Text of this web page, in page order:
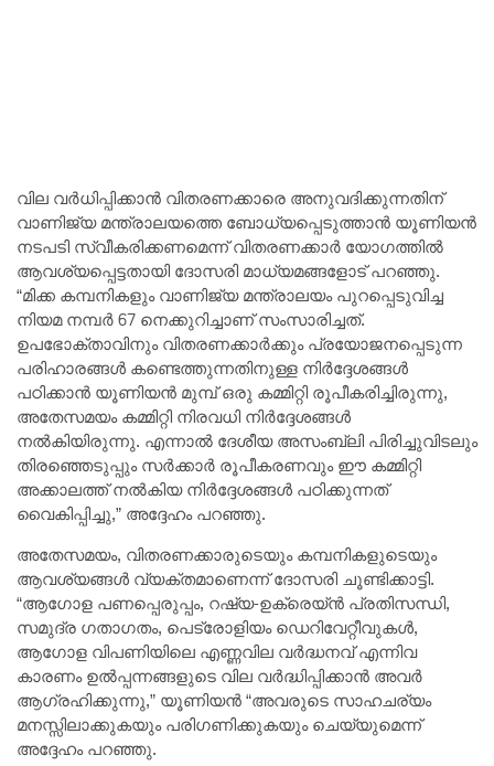
വില വർധിപ്പിക്കാൻ വിതരണക്കാരെ അനുവദിക്കുന്നതിന്
വാണിജ്യ മന്ത്രാലയത്തെ ബോധ്യപ്പെടുത്താൻ യൂണിയൻ
നടപടി സ്വീകരിക്കണമെന്ന് വിതരണക്കാർ യോഗത്തിൽ
ആവശ്യപ്പെട്ടതായി ദോസരി മാധ്യമങ്ങളോട് പറഞ്ഞു.
“മിക്ക കമ്പനികളും വാണിജ്യ മന്ത്രാലയം പുറപ്പെടുവിച്ച
നിയമ നമ്പർ 67 നെക്കുറിച്ചാണ് സംസാരിച്ചത്.
ഉപഭോക്താവിനും വിതരണക്കാർക്കും പ്രയോജനപ്പെടുന്ന
പരിഹാരങ്ങൾ കണ്ടെത്തുന്നതിനുള്ള നിർദ്ദേശങ്ങൾ
പഠിക്കാൻ യൂണിയൻ മുമ്പ് ഒരു കമ്മിറ്റി രൂപീകരിച്ചിരുന്നു,
അതേസമയം കമ്മിറ്റി നിരവധി നിർദ്ദേശങ്ങൾ
നൽകിയിരുന്നു. എന്നാൽ ദേശീയ അസംബ്ലി പിരിച്ചുവിടലും
തിരഞ്ഞെടുപ്പും സർക്കാർ രൂപീകരണവും ഈ കമ്മിറ്റി
അക്കാലത്ത് നൽകിയ നിർദ്ദേശങ്ങൾ പഠിക്കുന്നത്
വൈകിപ്പിച്ചു,” അദ്ദേഹം പറഞ്ഞു.
അതേസമയം, വിതരണക്കാരുടെയും കമ്പനികളുടെയും
ആവശ്യങ്ങൾ വ്യക്തമാണെന്ന് ദോസരി ചൂണ്ടിക്കാട്ടി.
“ആഗോള പണപ്പെരുപ്പം, റഷ്യ-ഉക്രെയ്ൻ പ്രതിസന്ധി,
സമുദ്ര ഗതാഗതം, പെട്രോളിയം ഡെറിവേറ്റീവുകൾ,
ആഗോള വിപണിയിലെ എണ്ണവില വർദ്ധനവ് എന്നിവ
കാരണം ഉൽപ്പന്നങ്ങളുടെ വില വർദ്ധിപ്പിക്കാൻ അവർ
ആഗ്രഹിക്കുന്നു,” യൂണിയൻ “അവരുടെ സാഹചര്യം
മനസ്സിലാക്കുകയും പരിഗണിക്കുകയും ചെയ്യുമെന്ന്
അദ്ദേഹം പറഞ്ഞു.